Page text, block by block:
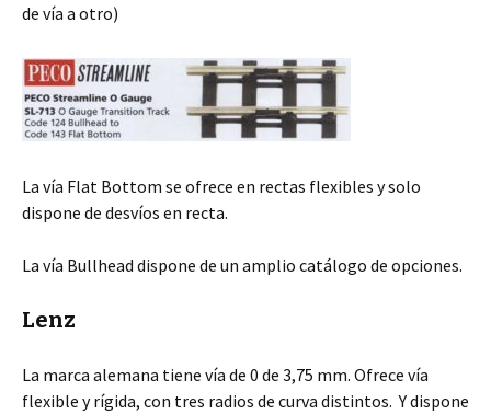
de vía a otro)
La vía Flat Bottom se ofrece en rectas flexibles y solo
dispone de desvíos en recta.
La vía Bullhead dispone de un amplio catálogo de opciones.
Lenz
La marca alemana tiene vía de 0 de 3,75 mm. Ofrece vía
flexible y rígida, con tres radios de curva distintos. Y dispone